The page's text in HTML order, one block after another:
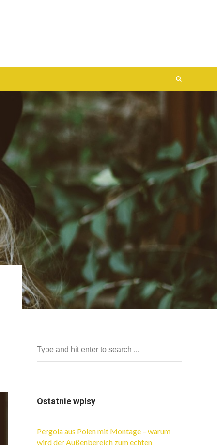
Ostatnie wpisy
Pergola aus Polen mit Montage – warum
wird der Außenbereich zum echten